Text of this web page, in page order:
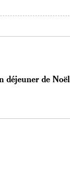
déjeuner de Noël